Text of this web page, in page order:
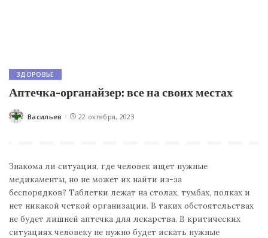
ЗДОРОВЬЕ
Аптечка-органайзер: все на своих местах
Posted
Васильев 22 октября, 2023
Знакома ли ситуация, где человек ищет нужные
медикаменты, но не может их найти из-за
беспорядков? Таблетки лежат на столах, тумбах, полках и
нет никакой четкой организации. В таких обстоятельствах
не будет лишней аптечка для лекарства. В критических
ситуациях человеку не нужно будет искать нужные